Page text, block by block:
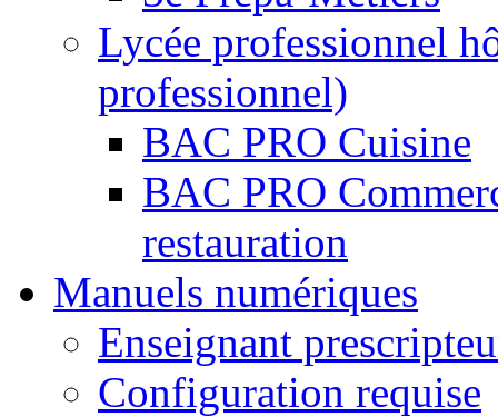
Lycée professionnel
professionnel)
BAC PRO Cuisine
BAC PRO
restauration
Manuels numériques
Enseignant
Configuration requise